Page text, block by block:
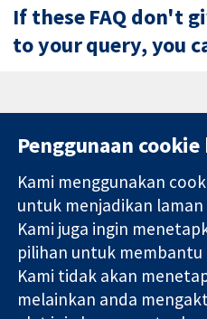
If these FAQ don't
to your query, you
Bukti yang
dipercayai.
keputusan
termaklum
Kesihatan yang
11-13
Square
London
W1G 0AN
United
Penggunaan
Kami menggunakan
untuk menjadikan
Kami juga ingin
pilihan untuk
Kami tidak akan
melainkan anda